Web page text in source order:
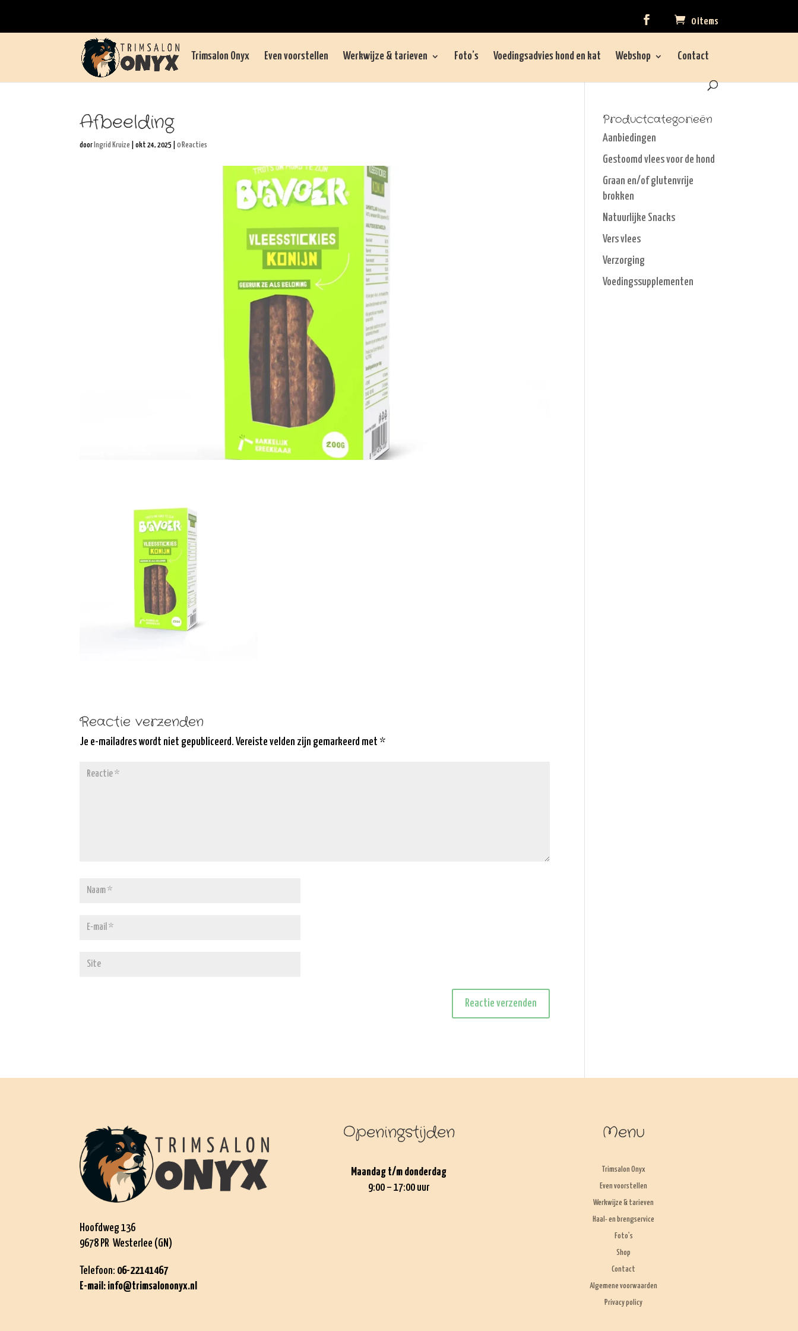
0 items
Trimsalon Onyx Even voorstellen Werkwijze & tarieven Foto’s Voedingsadvies hond en kat Webshop Contact
Afbeelding
door Ingrid Kruize |okt 24, 2025 |0 Reacties
Reactie verzenden
Je e-mailadres wordt niet gepubliceerd. Vereiste velden zijn gemarkeerd met *
Productcategorieën
Aanbiedingen
Gestoomd vlees voor de hond
Graan en/of glutenvrije
brokken
Natuurlijke Snacks
Vers vlees
Verzorging
Voedingssupplementen
Hoofdweg 136
9678 PR Westerlee (GN)
Telefoon: 06-22141467
E-mail: info@trimsalononyx.nl
Openingstijden
Maandag t/m donderdag
9:00 – 17:00 uur
Menu
Trimsalon Onyx
Even voorstellen
Werkwijze & tarieven
Haal- en brengservice
Foto’s
Shop
Contact
Algemene voorwaarden
Privacy policy